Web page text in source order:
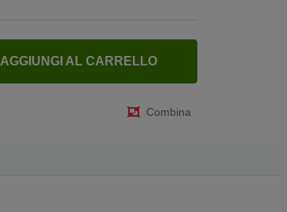
AGGIUNGI AL CARRELLO
Combina